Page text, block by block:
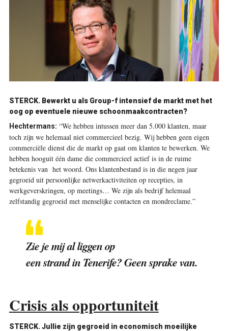
STERCK. Bewerkt u als Group-f intensief de markt met het
oog op eventuele nieuwe schoonmaakcontracten?
Hechtermans: “We hebben intussen meer dan 5.000 klanten, maar
toch zijn we helemaal niet commercieel bezig. Wij hebben geen eigen
commerciële dienst die de markt op gaat om klanten te bewerken. We
hebben hooguit één dame die commercieel actief is in de ruime
betekenis van het woord. Ons klantenbestand is in die negen jaar
gegroeid uit persoonlijke netwerkactiviteiten op recepties, in
werkgeverskringen, op meetings… We zijn als bedrijf helemaal
zelfstandig gegroeid met menselijke contacten en mondreclame.”
Zie je mij al liggen op
een strand in Tenerife? Geen sprake van.
Crisis als opportuniteit
STERCK. Jullie zijn gegroeid in economisch moeilijke